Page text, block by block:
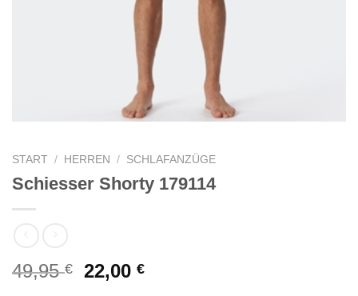
START / HERREN / SCHLAFANZÜGE
Schiesser Shorty 179114
49,95€
Ursprünglicher
22,00€Aktueller